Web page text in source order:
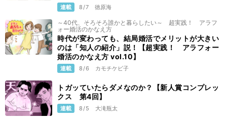
連載 8/7 徳原海
～40代、そろそろ誰かと暮らしたい～ 超実践！ アラフ
ォー婚活のかなえ方
時代が変わっても、結局婚活でメリットが大きい
のは「知人の紹介」説！【超実践！ アラフォー
婚活のかなえ方 vol.10】
連載 8/6 カモチケビ子
トガッていたらダメなのか？【新人賞コンプレッ
クス 第4回】
連載 8/5 大滝瓶太